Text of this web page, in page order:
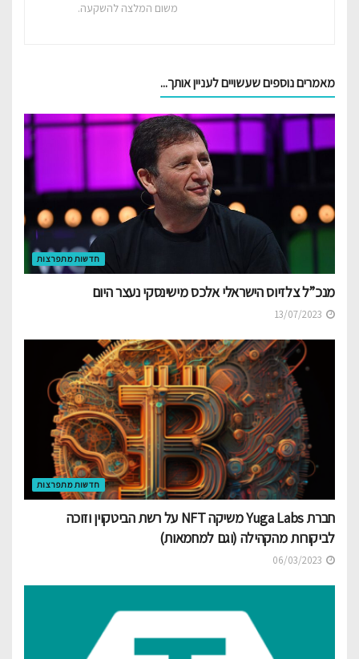
משום המלצה להשקעה.
מאמרים נוספים שעשויים לעניין אותך...‎
חדשות מתפרצות
מנכ”ל צלזיוס הישראלי אלכס מישינסקי נעצר היום
חדשות מתפרצות
חברת Yuga Labs משיקה NFT על רשת הביטקוין וזוכה
לביקורות מהקהילה (וגם למחמאות)